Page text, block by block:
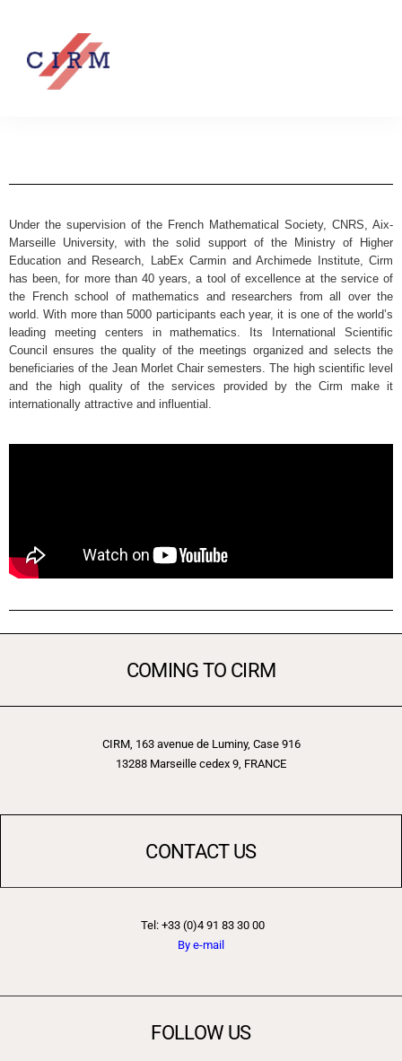
Under the supervision of the French Mathematical Society, CNRS, Aix-
Marseille University, with the solid support of the Ministry of Higher
Education and Research, LabEx Carmin and Archimede Institute, Cirm
has been, for more than 40 years, a tool of excellence at the service of
the French school of mathematics and researchers from all over the
world. With more than 5000 participants each year, it is one of the world’s
leading meeting centers in mathematics. Its International Scientific
Council ensures the quality of the meetings organized and selects the
beneficiaries of the Jean Morlet Chair semesters. The high scientific level
and the high quality of the services provided by the Cirm make it
internationally attractive and influential.
COMING TO CIRM
CIRM, 163 avenue de Luminy, Case 916
13288 Marseille cedex 9, FRANCE
CONTACT US
Tel: +33 (0)4 91 83 30 00
By e-mail
FOLLOW US